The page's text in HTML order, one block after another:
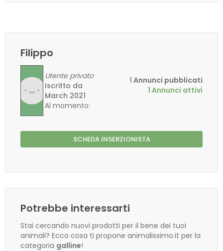
Filippo
Utente privato
Iscritto da
March 2021
Al momento:
1 Annunci pubblicati
1 Annunci attivi
SCHEDA INSERZIONISTA
Potrebbe interessarti
Stai cercando nuovi prodotti per il bene dei tuoi
animali? Ecco cosa ti propone animalissimo.it per la
categoria galline!